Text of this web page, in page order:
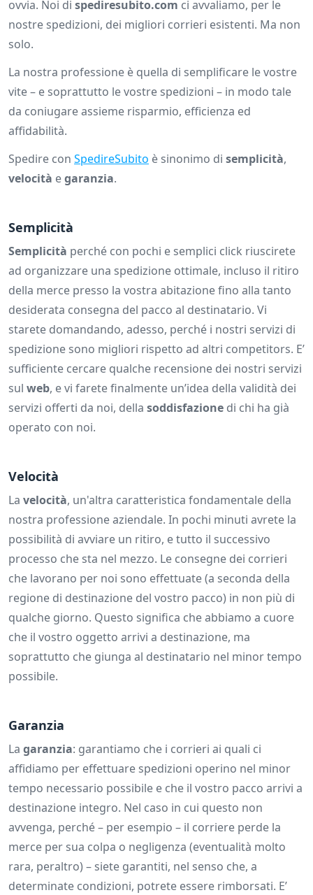
ovvia. Noi di spediresubito.com ci avvaliamo, per le
nostre spedizioni, dei migliori corrieri esistenti. Ma non
solo.
La nostra professione è quella di semplificare le vostre
vite – e soprattutto le vostre spedizioni – in modo tale
da coniugare assieme risparmio, efficienza ed
affidabilità.
Spedire con SpedireSubito è sinonimo di semplicità,
velocità egaranzia.
Semplicità
Semplicità perché con pochi e semplici click riuscirete
ad organizzare una spedizione ottimale, incluso il ritiro
della merce presso la vostra abitazione fino alla tanto
desiderata consegna del pacco al destinatario. Vi
starete domandando, adesso, perché i nostri servizi di
spedizione sono migliori rispetto ad altri competitors. E’
sufficiente cercare qualche recensione dei nostri servizi
sul web, e vi farete finalmente un’idea della validità dei
servizi offerti da noi, della soddisfazione di chi ha già
operato con noi.
Velocità
La velocità, un'altra caratteristica fondamentale della
nostra professione aziendale. In pochi minuti avrete la
possibilità di avviare un ritiro, e tutto il successivo
processo che sta nel mezzo. Le consegne dei corrieri
che lavorano per noi sono effettuate (a seconda della
regione di destinazione del vostro pacco) in non più di
qualche giorno. Questo significa che abbiamo a cuore
che il vostro oggetto arrivi a destinazione, ma
soprattutto che giunga al destinatario nel minor tempo
possibile.
Garanzia
La garanzia: garantiamo che i corrieri ai quali ci
affidiamo per effettuare spedizioni operino nel minor
tempo necessario possibile e che il vostro pacco arrivi a
destinazione integro. Nel caso in cui questo non
avvenga, perché – per esempio – il corriere perde la
merce per sua colpa o negligenza (eventualità molto
rara, peraltro) – siete garantiti, nel senso che, a
determinate condizioni, potrete essere rimborsati. E’